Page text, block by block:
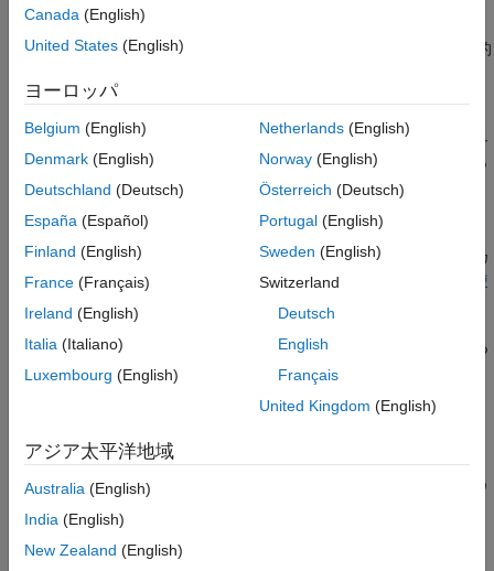
GPU 互換性
重みの共有の実装 (ツイン ニューラル ネットワークや敵対的
過する必要があるネットワークなどにおいて)。
学習可能なパラメーターと状態パラメーターの両方をもつ入れ子
ネットワーク (たとえば、バッチ正規化層または LSTM 層をもつ
ネットワークなど) の場合は、層定義のproperties (Learnable,
学習可能なパラメーターを持つdlnetworkオブジェクトを含むカ
スタム層を定義する方法の例については、ネットワーク構成を使
入れ子層をもつネットワークに学習させる方法を説明する例につ
いては、Train Network with Custom Nested Layers
層のブロックを表す単一の層 (残差ブロックなど) を作成するに
は、networkLayerを使用します。ネットワーク層を使用すると、
大規模なネットワークや繰り返しコンポーネントを含むネットワ
ークの構築と編集がシンプルになります。詳細については、
い。
Canada (English)
United States (English)
ヨーロッパ
Belgium (English)
Denmark (English)
Deutschland (Deutsch)
España (Español)
Finland (English)
France (Français)
Ireland (English)
Italia (Italiano)
Luxembourg (English)
Netherlands(English)
Norway(English)
Österreich (Deutsch)
Portugal(English)
Sweden (English)
Switzerland
Deutsch
English
Français
United Kingdom (English)
アジア太平洋地域
Australia (English)
India (English)
New Zealand (English)